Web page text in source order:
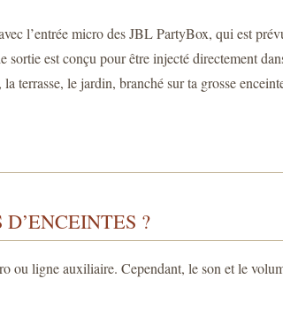
l’entrée micro des JBL PartyBox, qui est
est conçu pour être injecté directement
terrasse, le jardin, branché sur ta grosse
?
ligne auxiliaire. Cependant, le son et le